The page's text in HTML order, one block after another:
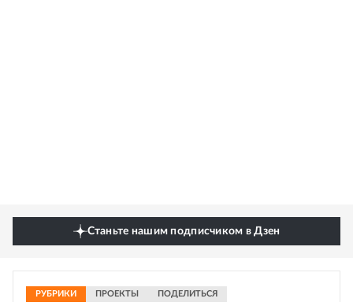
Станьте нашим подписчиком в Дзен
РУБРИКИ ПРОЕКТЫ ПОДЕЛИТЬСЯ